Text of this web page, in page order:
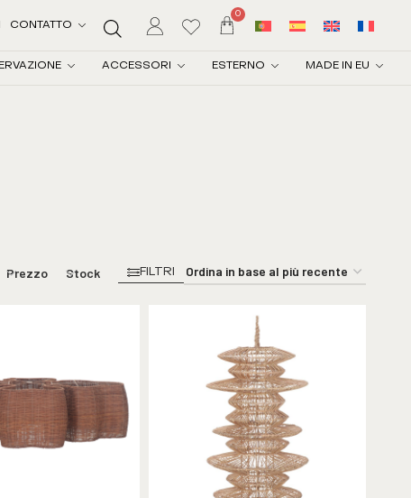
CONTATTO
0
ACCESSORI ESTERNO MADE IN EU
FILTRI
Prezzo Stock